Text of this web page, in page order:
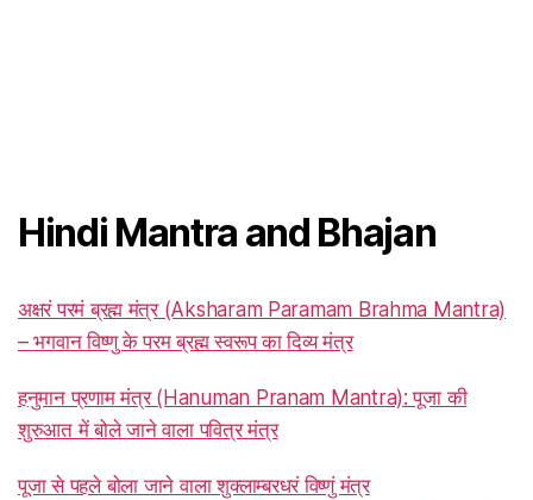
Hindi Mantra and Bhajan
अक्षरं परमं ब्रह्म मंत्र (Aksharam Paramam Brahma Mantra)
– भगवान विष्णु के परम ब्रह्म स्वरूप का दिव्य मंत्र
हनुमान प्रणाम मंत्र (Hanuman Pranam Mantra): पूजा की
शुरुआत में बोले जाने वाला पवित्र मंत्र
पूजा से पहले बोला जाने वाला शुक्लाम्बरधरं विष्णुं मंत्र